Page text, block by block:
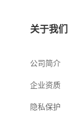
关于我们
公司简介
企业资质
隐私保护